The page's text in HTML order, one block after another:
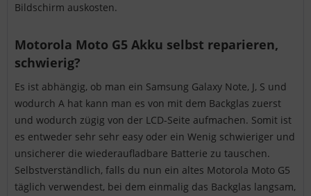
Bildschirm auskosten.
Motorola Moto G5 Akku selbst reparieren,
schwierig?
Es ist abhängig, ob man ein Samsung Galaxy Note, J, S und
wodurch A hat kann man es von mit dem Backglas zuerst
und wodurch zügig von der LCD-Seite aufmachen. Somit ist
es entweder sehr sehr easy oder ein Wenig schwieriger und
unsicherer die wiederaufladbare Batterie zu tauschen.
Selbstverständlich, falls du nun ein altes Motorola Moto G5
täglich verwendest, bei dem einmalig das Backglas langsam,